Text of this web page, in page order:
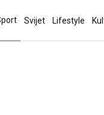
Svijet Lifestyle